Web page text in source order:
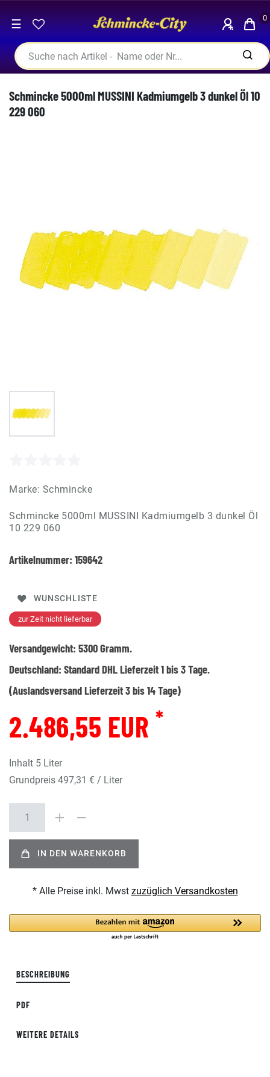
☰ 0
Schmincke 5000ml MUSSINI Kadmiumgelb 3 dunkel Öl 10
229 060
Marke: Schmincke
Schmincke 5000ml MUSSINI Kadmiumgelb 3 dunkel Öl
10 229 060
Artikelnummer: 159642
WUNSCHLISTE
zur Zeit nicht lieferbar
Versandgewicht: 5300Gramm.
Deutschland: Standard DHL Lieferzeit 1 bis 3 Tage.
(Auslandsversand Lieferzeit 3 bis 14 Tage)
2.486,55 EUR *
Inhalt 5 Liter
Grundpreis 497,31 € / Liter
IN DEN WARENKORB
* Alle Preise inkl. Mwst zuzüglich Versandkosten
BESCHREIBUNG
PDF
WEITERE DETAILS